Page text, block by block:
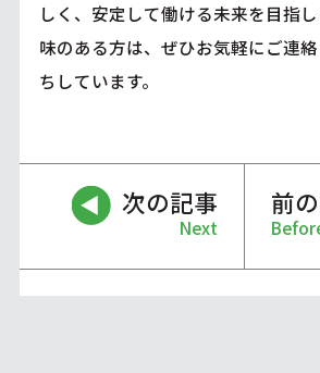
しく、安定して働ける未来を目指
味のある方は、ぜひお気軽にご連
ちしています。
次の記事
Next
前